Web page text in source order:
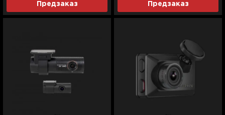
Предзаказ Предзаказ